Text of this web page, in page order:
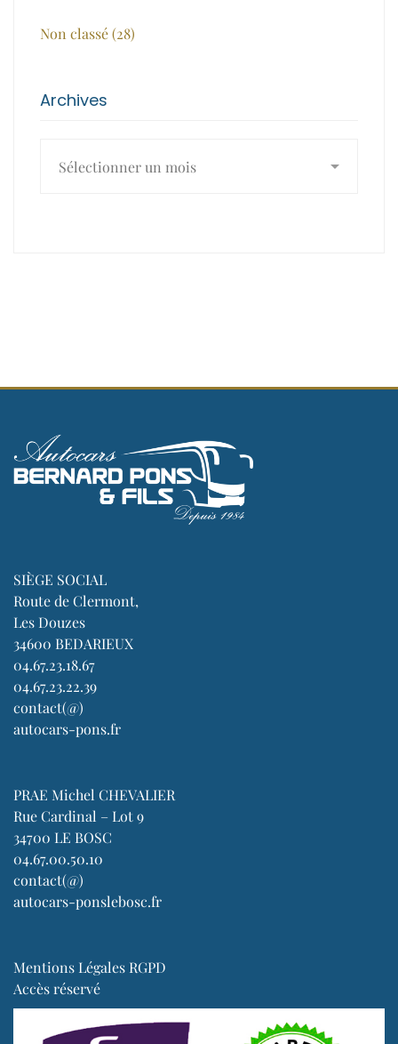
Non classé(28)
Archives
SIÈGE SOCIAL
Route de Clermont,
Les Douzes
34600 BEDARIEUX
04.67.23.18.67
04.67.23.22.39
contact(@)
autocars-pons.fr
PRAE Michel CHEVALIER
Rue Cardinal – Lot 9
34700 LE BOSC
04.67.00.50.10
contact(@)
autocars-ponslebosc.fr
Mentions Légales RGPD
Accès réservé